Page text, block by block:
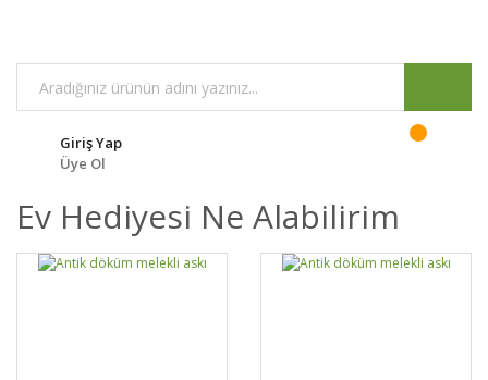
Giriş Yap
Üye Ol
Ev Hediyesi Ne Alabilirim